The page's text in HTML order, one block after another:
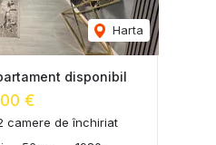
Harta
disponibil
€
camere de închiriat